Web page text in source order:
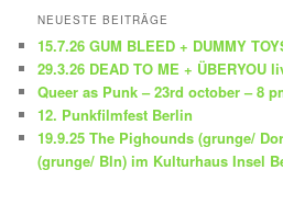
h
n
NEUESTE BEITRÄGE
15.7.26 GUM BLEED + DUMMY
29.3.26 DEAD TO ME + ÜBERYOU
Queer as Punk – 23rd october – 8
12. Punkfilmfest Berlin
19.9.25 The Pighounds (grunge/
(grunge/ Bln) im Kulturhaus Insel